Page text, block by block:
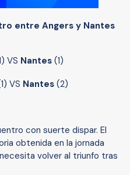
entre Angers y Nantes
VS Nantes (1)
VS Nantes (2)
con suerte dispar. El
obtenida en la jornada
volver al triunfo tras